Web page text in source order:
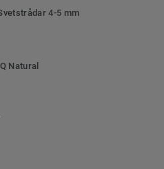
4-5 mm
Natural